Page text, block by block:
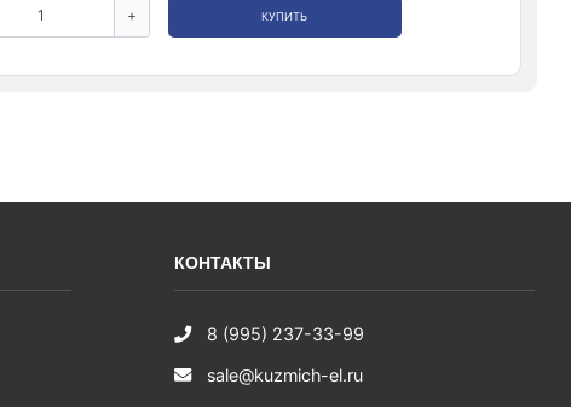
+ КУПИТЬ
КОНТАКТЫ
8 (995) 237-33-99
sale@kuzmich-el.ru